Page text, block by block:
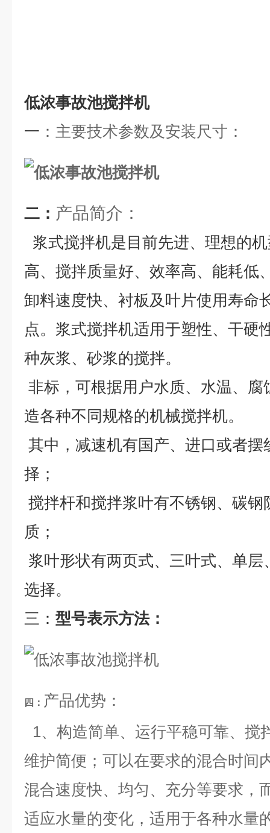
低浓事故池搅拌机
一 ： 主要技术参数及安装尺寸 ：
二： 产品简介：
浆式搅拌机是目前先进、理想的
高、搅拌质量好、效率高、能耗低
卸料速度快、衬板及叶片使用寿命
点。浆式搅拌机适用于塑性、干硬
种灰浆、砂浆的搅拌。
非标，可根据用户水质、水温、
造各种不同规格的机械搅拌机。
其中，减速机有国产、进口或者
择；
搅拌杆和搅拌浆叶有不锈钢、碳钢
质；
浆叶形状有两页式、三叶式、单
选择。
三： 型号表示方法：
四： 产品优势：
1、构造简单、运行平稳可靠、搅
维护简便；可以在要求的混合时间
混合速度快、均匀、充分等要求，
适应水量的变化，适用于各种水量